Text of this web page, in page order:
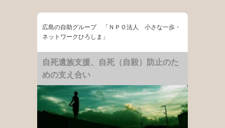
広島の自助グループ 「ＮＰＯ法人 小さな一歩・
ネットワークひろしま」
自死遺族支援、自死（自殺）防止のた
めの支え合い